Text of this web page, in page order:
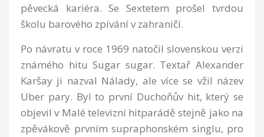
pěvecká kariéra. Se Sextetem prošel tvrdou
školu barového zpívání v zahraničí.
Po návratu v roce 1969 natočil slovenskou verzi
známého hitu Sugar sugar. Textař Alexander
Karšay ji nazval Nálady, ale více se vžil název
Uber pary. Byl to první Duchoňův hit, který se
objevil v Malé televizní hitparádě stejně jako na
zpěvákově prvním supraphonském singlu, pro